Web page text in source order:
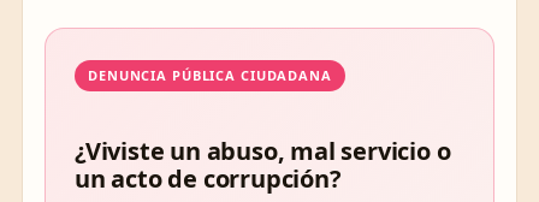
DENUNCIA PÚBLICA CIUDADANA
¿Viviste un abuso, mal servicio o
un acto de corrupción?